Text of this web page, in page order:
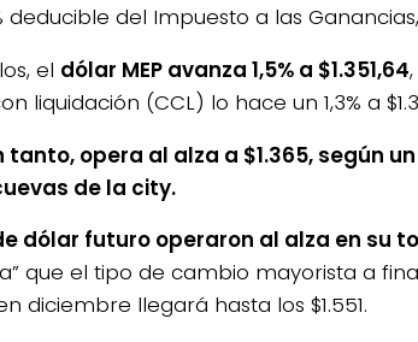
del Impuesto a las Ganancias,
el dólar MEP avanza 1,5% a $1.351,64
liquidación (CCL) lo hace un 1,3% a
tanto, opera al alza a $1.365, según
de la city.
dólar futuro operaron al alza en su
que el tipo de cambio mayorista a
diciembre llegará hasta los $1.551.